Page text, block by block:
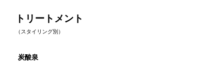
トリートメント
（スタイリング別）
炭酸泉